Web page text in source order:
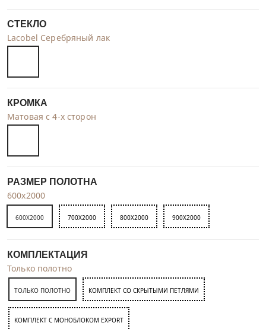
СТЕКЛО
Lacobel Серебряный лак
КРОМКА
Матовая с 4-х сторон
РАЗМЕР ПОЛОТНА
600x2000
600X2000 700X2000 800X2000 900X2000
КОМПЛЕКТАЦИЯ
Только полотно
ТОЛЬКО ПОЛОТНО КОМПЛЕКТ СО СКРЫТЫМИ ПЕТЛЯМИ
КОМПЛЕКТ C МОНОБЛОКОМ EXPORT